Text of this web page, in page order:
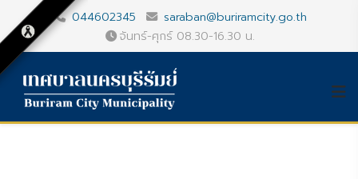
044602345
saraban@buriramcity.go.th
จันทร์-ศุกร์ 08.30-16.30 น.